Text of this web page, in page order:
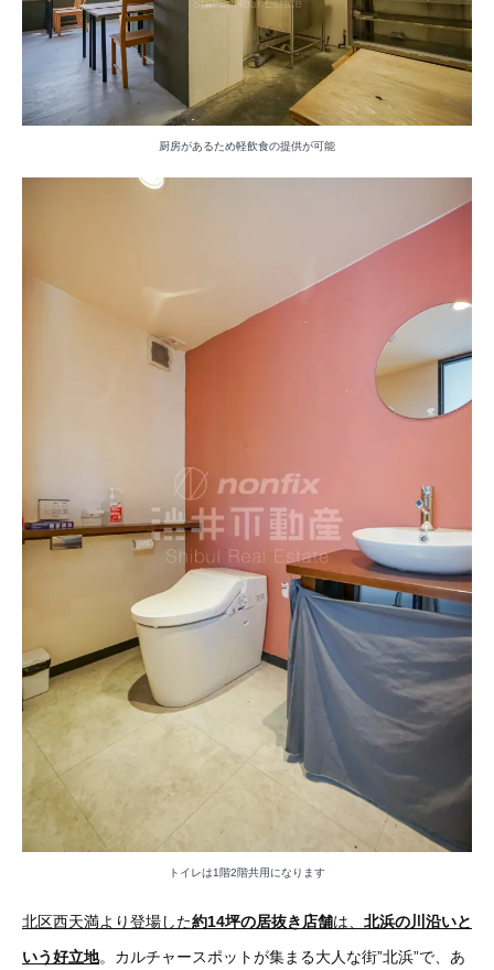
厨房があるため軽飲食の提供が可能
トイレは1階2階共用になります
北区西天満より登場した約14坪の居抜き店舗は、 北浜の川沿いと
いう好立地。カルチャースポットが集まる大人な街”北浜”で、あ